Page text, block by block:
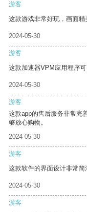
游客
这款游戏非常好玩，画面精
2024-05-30
游客
这款加速器VPM应用程序
2024-05-30
游客
这款app的售后服务非常完
够放心购物。
2024-05-30
游客
这款软件的界面设计非常简
2024-05-30
游客